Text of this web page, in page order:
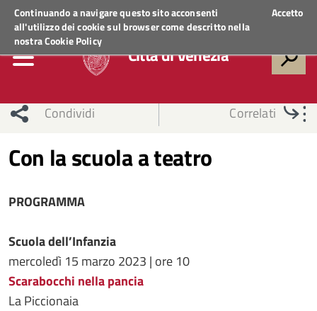
Continuando a navigare questo sito acconsenti
all'utilizzo dei cookie sul browser come descritto nella
nostraCookie Policy
Accetto
Regione VenetoACCEDI AI SERVIZI
Città di Venezia
Condividi Correlati
Con la scuola a teatro
PROGRAMMA
Scuola dell’Infanzia
mercoledì 15 marzo 2023 | ore 10
Scarabocchi nella pancia
La Piccionaia